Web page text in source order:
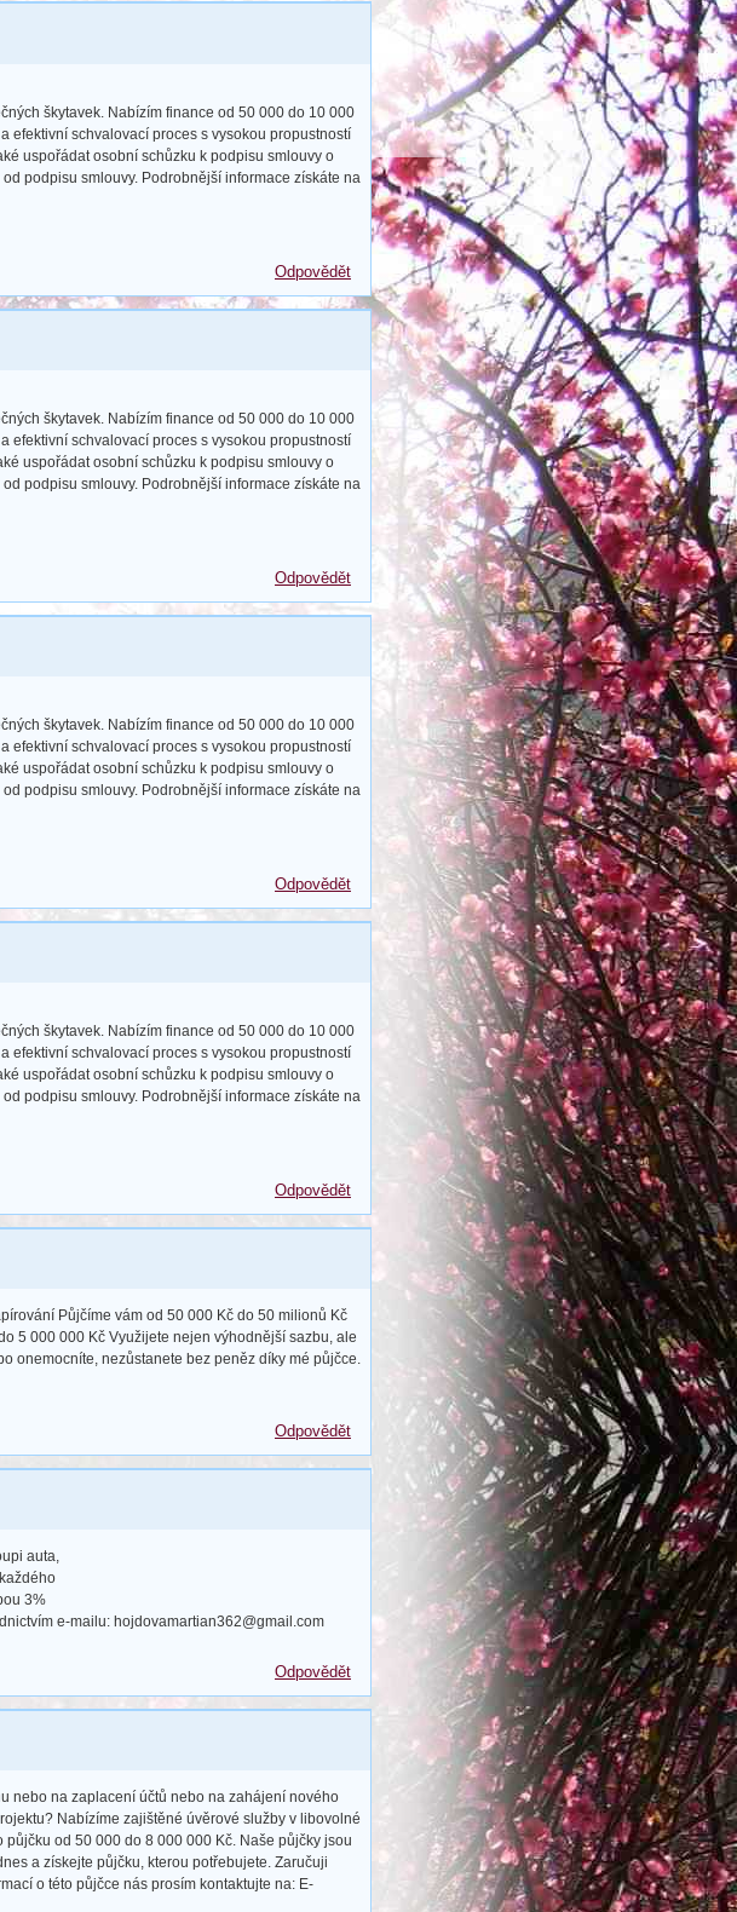
škytavek. Nabízím finance od 50 000 do 10 000
efektivní schvalovací proces s vysokou propustností
uspořádat osobní schůzku k podpisu smlouvy o
podpisu smlouvy. Podrobnější informace získáte na
Odpovědět
škytavek. Nabízím finance od 50 000 do 10 000
efektivní schvalovací proces s vysokou propustností
uspořádat osobní schůzku k podpisu smlouvy o
podpisu smlouvy. Podrobnější informace získáte na
Odpovědět
škytavek. Nabízím finance od 50 000 do 10 000
efektivní schvalovací proces s vysokou propustností
uspořádat osobní schůzku k podpisu smlouvy o
podpisu smlouvy. Podrobnější informace získáte na
Odpovědět
škytavek. Nabízím finance od 50 000 do 10 000
efektivní schvalovací proces s vysokou propustností
uspořádat osobní schůzku k podpisu smlouvy o
podpisu smlouvy. Podrobnější informace získáte na
Odpovědět
Půjčíme vám od 50 000 Kč do 50 milionů Kč
5 000 000 Kč Využijete nejen výhodnější sazbu, ale
onemocníte, nezůstanete bez peněz díky mé půjčce.
Odpovědět
auta,
3%
e-mailu: hojdovamartian362@gmail.com
Odpovědět
nebo na zaplacení účtů nebo na zahájení nového
Nabízíme zajištěné úvěrové služby v libovolné
od 50 000 do 8 000 000 Kč. Naše půjčky jsou
a získejte půjčku, kterou potřebujete. Zaručuji
o této půjčce nás prosím kontaktujte na: E-